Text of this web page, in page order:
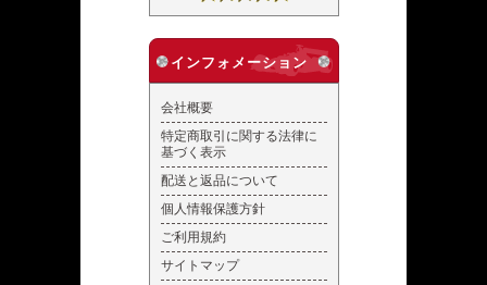
インフォメーション
会社概要
特定商取引に関する法律に
基づく表示
配送と返品について
個人情報保護方針
ご利用規約
サイトマップ